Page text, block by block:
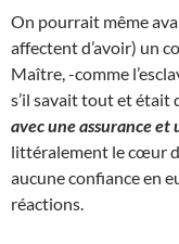
On pourrait même
affectent d’avoir) un
Maître, -comme
s’il savait tout et était
avec une assurance et
littéralement le cœur
aucune confiance en
réactions.